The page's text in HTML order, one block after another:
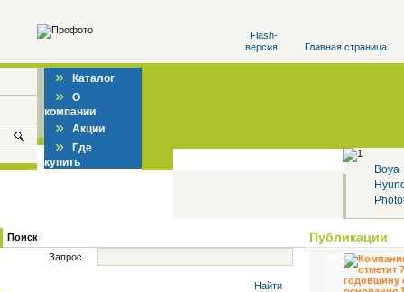
Flash-
версия
Главная страница
» Каталог
» О
компании
» Акции
» Где
купить
Boya
Поиск
Запрос
Найти
Публикации